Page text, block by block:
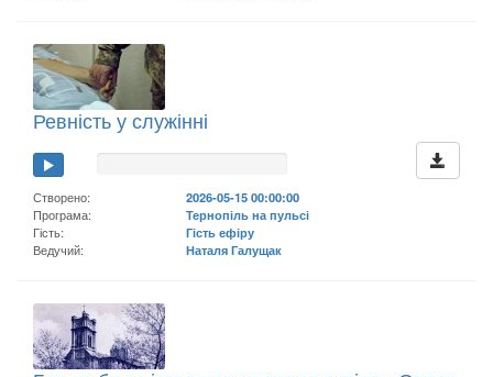
Ревність у служінні
Створено:
2026-05-15 00:00:00
Програма:
Тернопіль на пульсі
Гість:
Гість ефіру
Ведучий:
Наталя Галущак